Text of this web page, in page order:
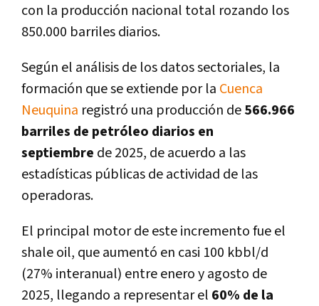
con la producción nacional total rozando los
850.000 barriles diarios.
Según el análisis de los datos sectoriales, la
formación que se extiende por la Cuenca
Neuquina registró una producción de566.966
barriles de petróleo diarios en
septiembre de 2025, de acuerdo a las
estadísticas públicas de actividad de las
operadoras.
El principal motor de este incremento fue el
shale oil, que aumentó en casi 100 kbbl/d
(27% interanual) entre enero y agosto de
2025, llegando a representar el 60% de la